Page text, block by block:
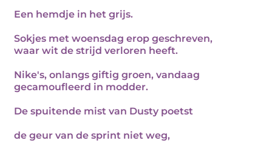
Een hemdje in het grijs.
Sokjes met woensdag erop geschreven,
waar wit de strijd verloren heeft.
Nike's, onlangs giftig groen, vandaag
gecamoufleerd in modder.
De spuitende mist van Dusty poetst
de geur van de sprint niet weg,